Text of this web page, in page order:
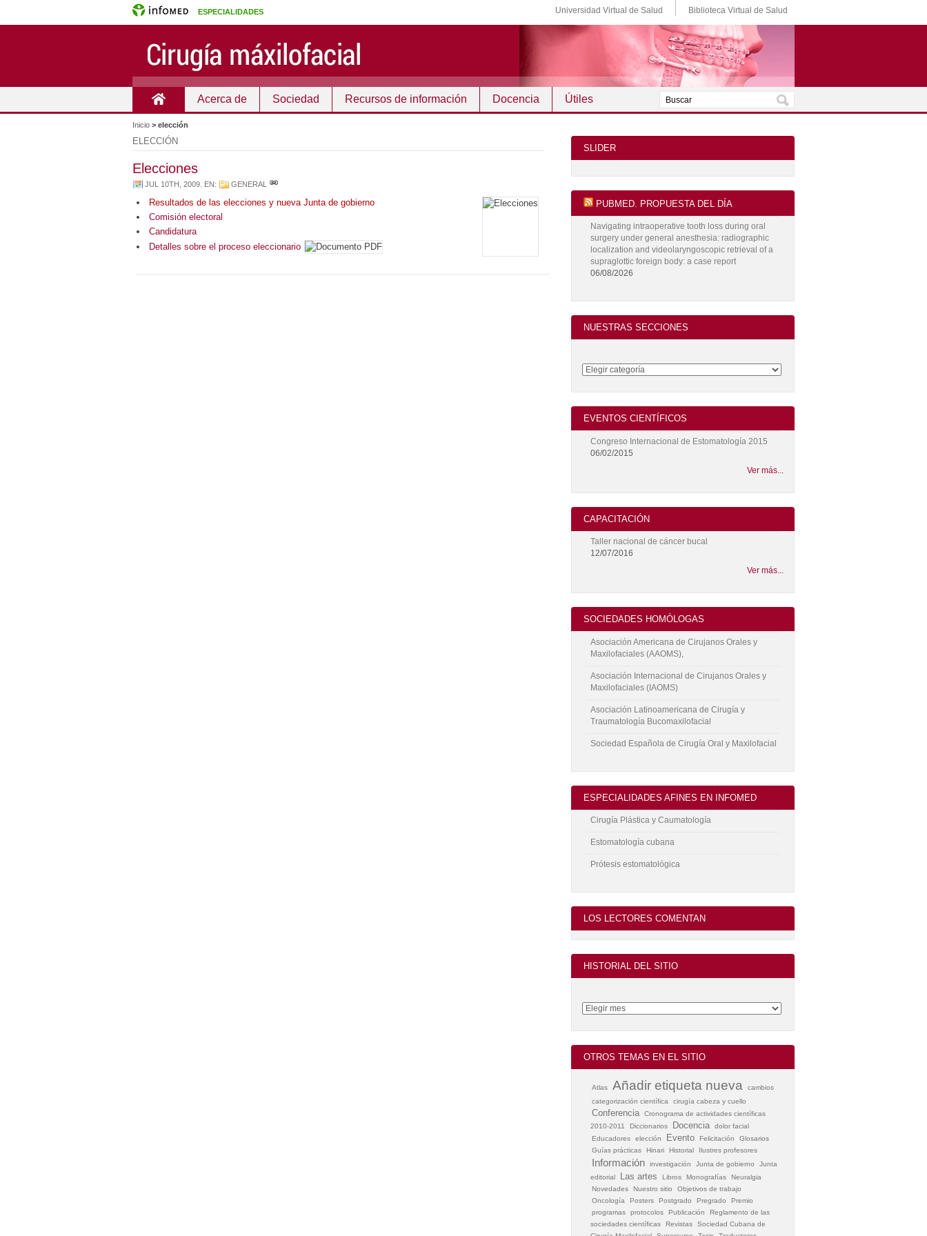
ESPECIALIDADES Universidad Virtual de Salud Biblioteca Virtual de Salud
Acerca de Sociedad Recursos de información Docencia Útiles
Inicio > elección
ELECCIÓN
Elecciones
JUL 10TH, 2009 . EN: GENERAL
Resultados de las elecciones y nueva Junta de gobierno
Comisión electoral
Candidatura
Detalles sobre el proceso eleccionario
SLIDER
PUBMED. PROPUESTA DEL DÍA
Navigating intraoperative tooth loss during oral
surgery under general anesthesia: radiographic
localization and videolaryngoscopic retrieval of a
supraglottic foreign body: a case report
06/08/2026
NUESTRAS SECCIONES
EVENTOS CIENTÍFICOS
Congreso Internacional de Estomatología 2015
06/02/2015
Ver más...
CAPACITACIÓN
Taller nacional de cáncer bucal
12/07/2016
Ver más...
SOCIEDADES HOMÓLOGAS
Asociación Americana de Cirujanos Orales y
Maxilofaciales (AAOMS),
Asociación Internacional de Cirujanos Orales y
Maxilofaciales (IAOMS)
Asociación Latinoamericana de Cirugía y
Traumatología Bucomaxilofacial
Sociedad Española de Cirugía Oral y Maxilofacial
ESPECIALIDADES AFINES EN INFOMED
Cirugía Plástica y Caumatología
Estomatología cubana
Prótesis estomatológica
LOS LECTORES COMENTAN
HISTORIAL DEL SITIO
OTROS TEMAS EN EL SITIO
Atlas Añadir etiqueta nueva
cambios
categorización científica
cirugía cabeza y cuello
Conferencia
Cronograma de actividades científicas
2010-2011
Diccionarios Docencia
dolor facial
Educadores
elección Evento Felicitación
Glosarios
Guías prácticas
Hinari Historial Ilustres profesores
Información investigación Junta de gobierno
Junta
editorial
Las artes Libros Monografías
Neuralgia
Novedades
Nuestro sitio
Objetivos de trabajo
Oncología
Posters Postgrado Pregrado
Premio
programas
protocolos Publicación
Reglamento de las
sociedades científicas
Revistas
Sociedad Cubana de